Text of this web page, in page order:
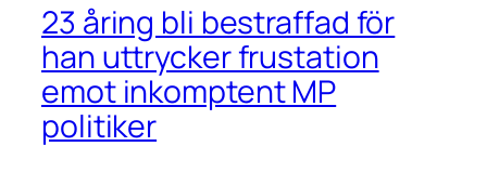
23 åring bli bestraffad för
han uttrycker frustation
emot inkomptent MP
politiker